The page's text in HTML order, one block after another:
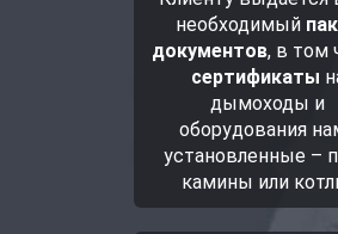
необходимый
документов, в том
сертификаты
дымоходы и
оборудования
установленные –
камины или